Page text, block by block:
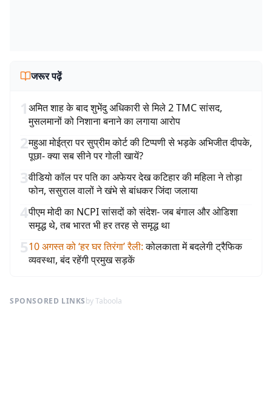
जरूर पढ़ें
1अमित शाह के बाद शुभेंदु अधिकारी से मिले 2 TMC सांसद,
मुसलमानों को निशाना बनाने का लगाया आरोप
2महुआ मोईत्रा पर सुप्रीम कोर्ट की टिप्पणी से भड़के अभिजीत दीपके,
पूछा- क्या सब सीने पर गोली खायें?
3वीडियो कॉल पर पति का अफेयर देख कटिहार की महिला ने तोड़ा
फोन, ससुराल वालों ने खंभे से बांधकर जिंदा जलाया
4पीएम मोदी का NCPI सांसदों को संदेश- जब बंगाल और ओडिशा
समृद्ध थे, तब भारत भी हर तरह से समृद्ध था
510 अगस्त को ‘हर घर तिरंगा’ रैली: कोलकाता में बदलेगी ट्रैफिक
व्यवस्था, बंद रहेंगी प्रमुख सड़कें
SPONSORED LINKSby Taboola